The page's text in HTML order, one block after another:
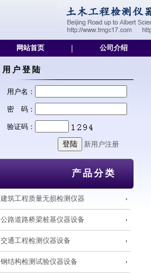
网站首页
公司介绍
用户登陆
用户名：
密 码：
验证码：
新用户注册
产品分类
建筑工程质量无损检测仪器
公路道路桥梁桩基仪器设备
交通工程检测仪器设备
钢结构检测试验仪器设备